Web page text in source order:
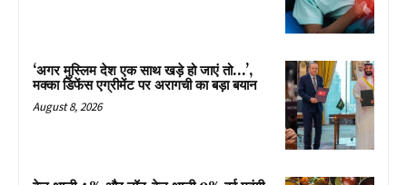
‘अगर मुस्लिम देश एक साथ खड़े हो जाएं तो…’,
मक्का डिफेंस एग्रीमेंट पर अरागची का बड़ा बयान
August 8, 2026